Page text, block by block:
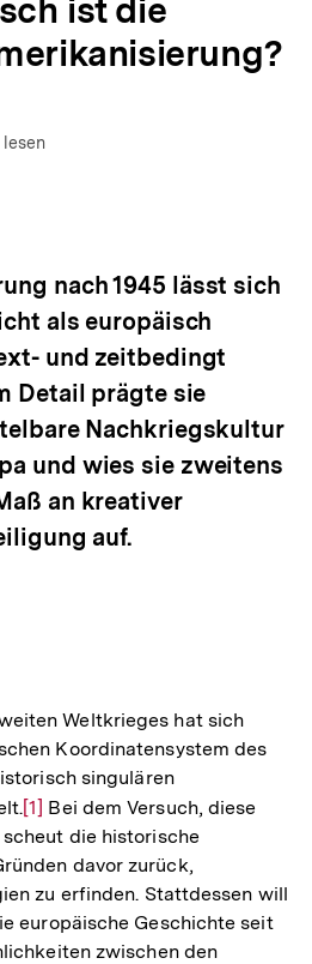
ist die
Autor)
lesen
nach 1945 lässt sich
als europäisch
und zeitbedingt
Detail prägte sie
Nachkriegskultur
und wies sie zweitens
an kreativer
auf.
Weltkrieges hat sich
Koordinatensystem des
singulären
Zur
Auflösung
der
Fußnote
[1] Bei dem Versuch, diese
die historische
davor zurück,
zu erfinden. Stattdessen will
europäische Geschichte seit
zwischen den